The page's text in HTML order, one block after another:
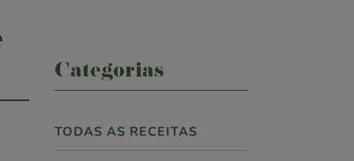
Categorias
TODAS AS RECEITAS